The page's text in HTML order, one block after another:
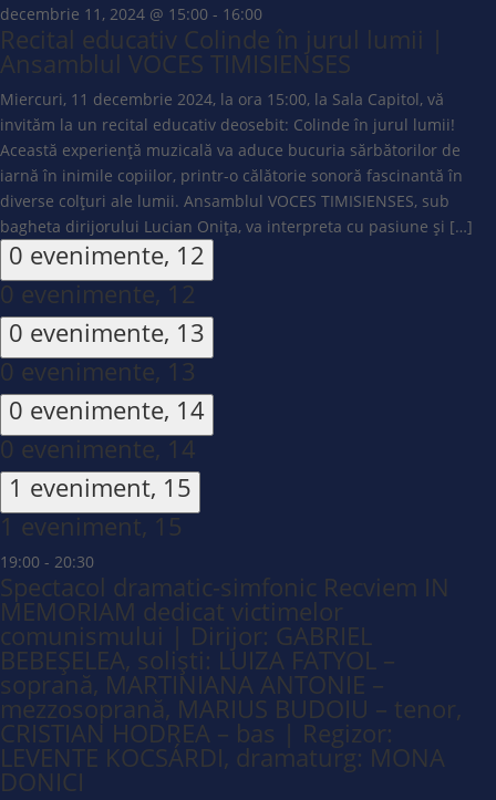
decembrie 11, 2024 @ 15:00 - 16:00
Recital educativ Colinde în jurul lumii |
Ansamblul VOCES TIMISIENSES
Miercuri, 11 decembrie 2024, la ora 15:00, la Sala Capitol, vă
invităm la un recital educativ deosebit: Colinde în jurul lumii!
Această experiență muzicală va aduce bucuria sărbătorilor de
iarnă în inimile copiilor, printr-o călătorie sonoră fascinantă în
diverse colțuri ale lumii. Ansamblul VOCES TIMISIENSES, sub
bagheta dirijorului Lucian Onița, va interpreta cu pasiune și […]
0 evenimente, 12
0 evenimente, 12
0 evenimente, 13
0 evenimente, 13
0 evenimente, 14
0 evenimente, 14
1 eveniment, 15
1 eveniment, 15
19:00 - 20:30
Spectacol dramatic-simfonic Recviem IN
MEMORIAM dedicat victimelor
comunismului | Dirijor: GABRIEL
BEBEȘELEA, soliști: LUIZA FATYOL –
soprană, MARTINIANA ANTONIE –
mezzosoprană, MARIUS BUDOIU – tenor,
CRISTIAN HODREA – bas | Regizor:
LEVENTE KOCSÁRDI, dramaturg: MONA
DONICI